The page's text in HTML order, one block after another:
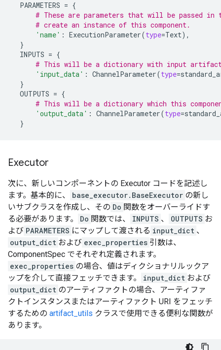
PARAMETERS = {
# These are parameters that will be passed
# create an instance of this component.
'name' : ExecutionParameter(type=Text),
}
INPUTS = {
# This will be a dictionary with input
'input_data' : ChannelParameter(type=
}
OUTPUTS = {
# This will be a dictionary which this
'output_data' : ChannelParameter(type=
}
Executor
次に、新しいコンポーネントの Executor コードを記述し
ます。基本的に、
base_executor.BaseExecutor の新し
いサブクラスを作成し、その Do 関数をオーバーライドす
る必要があります。
Do 関数では、 INPUTS 、 OUTPUTS お
よび PARAMETERS にマップして渡される input_dict 、
output_dict および exec_properties 引数は、
ComponentSpec でそれぞれ定義されます。
exec_properties の場合、値はディクショナリルックア
ップを介して直接フェッチできます。
input_dict および
output_dict のアーティファクトの場合、アーティファ
クトインスタンスまたはアーティファクト URI をフェッチ
するための artifact_utils クラスで使用できる便利な関数が
あります。